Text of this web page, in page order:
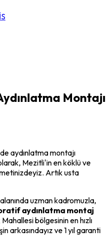
Montajı
aydınlatma montajı
Mezitli'in en köklü ve
Artık usta
uzman kadromuzla,
aydınlatma montaj
bölgesinin en hızlı
arkasındayız ve 1 yıl garanti